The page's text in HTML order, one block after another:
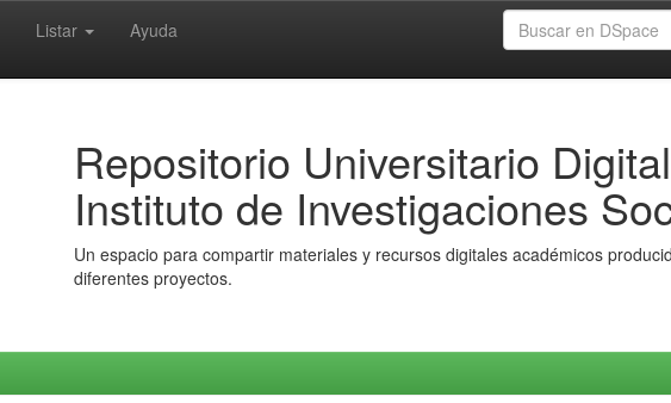
Listar Ayuda
Repositorio Universitario Digital
Instituto de Investigaciones
Un espacio para compartir materiales y recursos digitales académicos
diferentes proyectos.